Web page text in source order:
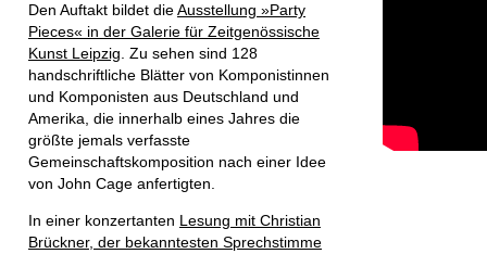
Den Auftakt bildet dieAusstellung »Party
Pieces« in der Galerie für Zeitgenössische
Kunst Leipzig . Zu sehen sind 128
handschriftliche Blätter von Komponistinnen
und Komponisten aus Deutschland und
Amerika, die innerhalb eines Jahres die
größte jemals verfasste
Gemeinschaftskomposition nach einer Idee
von John Cage anfertigten.
In einer konzertanten Lesung mit Christian
Brückner, der bekanntesten Sprechstimme